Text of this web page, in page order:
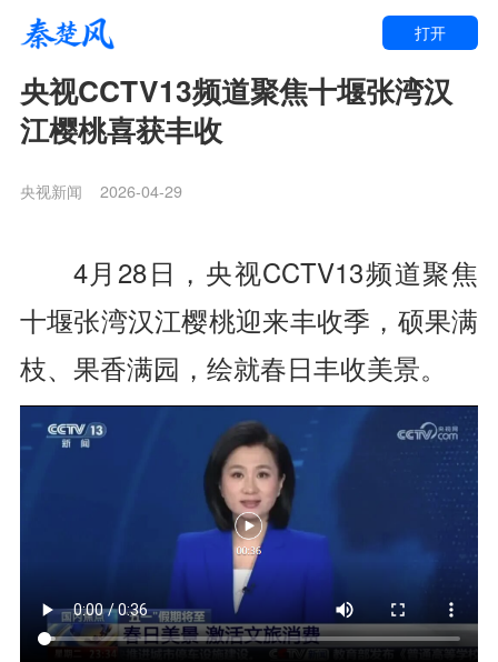
打开
央视CCTV13频道聚焦十堰张湾汉
江樱桃喜获丰收
央视新闻 2026-04-29
4月28日， 央视CCTV13频道聚焦
十堰张湾汉江樱桃迎来丰收季， 硕果满
枝、果香满园， 绘就春日丰收美景。